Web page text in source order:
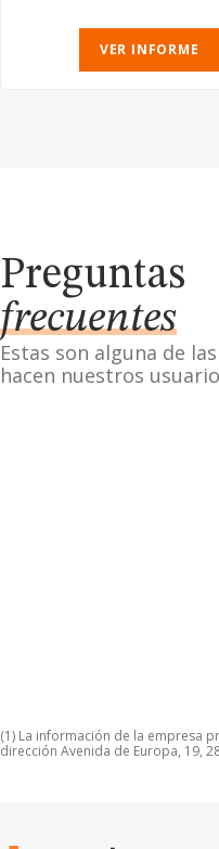
VER INFORME
Preguntas
frecuentes
Estas son alguna de
hacen nuestros
(1) La información de la empresa
dirección Avenida de Europa, 19,